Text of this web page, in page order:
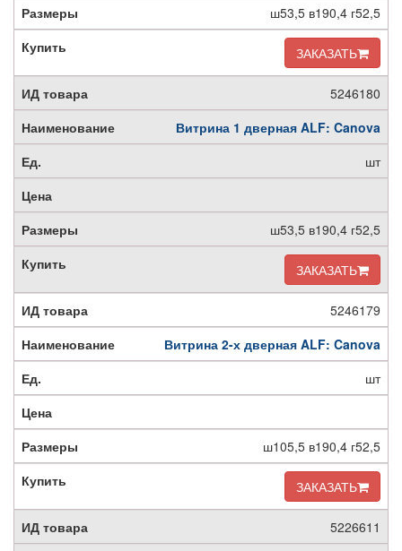
ш53,5 в190,4 г52,5
ЗАКАЗАТЬ
5246180
Витрина 1 дверная ALF: Canova
шт
ш53,5 в190,4 г52,5
ЗАКАЗАТЬ
5246179
Витрина 2-х дверная ALF: Canova
шт
ш105,5 в190,4 г52,5
ЗАКАЗАТЬ
5226611